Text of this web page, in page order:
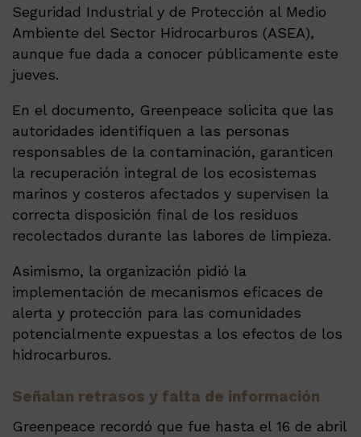
Seguridad Industrial y de Protección al Medio
Ambiente del Sector Hidrocarburos (ASEA),
aunque fue dada a conocer públicamente este
jueves.
En el documento, Greenpeace solicita que las
autoridades identifiquen a las personas
responsables de la contaminación, garanticen
la recuperación integral de los ecosistemas
marinos y costeros afectados y supervisen la
correcta disposición final de los residuos
recolectados durante las labores de limpieza.
Asimismo, la organización pidió la
implementación de mecanismos eficaces de
alerta y protección para las comunidades
potencialmente expuestas a los efectos de los
hidrocarburos.
Señalan retrasos y falta de información
Greenpeace recordó que fue hasta el 16 de abril